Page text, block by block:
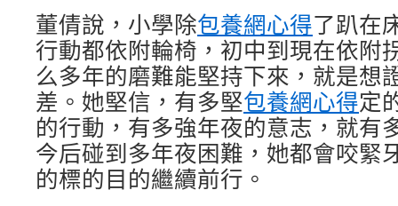
董倩說，小學除包養網心得了趴在
行動都依附輪椅，初中到現在依附
么多年的磨難能堅持下來，就是想
差。她堅信，有多堅包養網心得定
的行動，有多強年夜的意志，就有
今后碰到多年夜困難，她都會咬緊
的標的目的繼續前行。